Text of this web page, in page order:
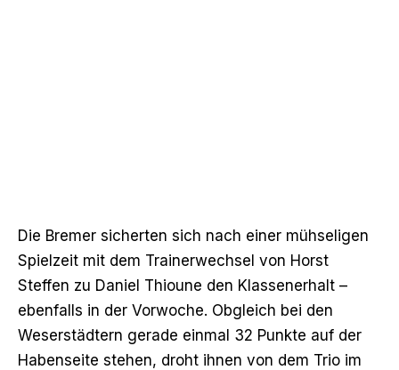
Die Bremer sicherten sich nach einer mühseligen
Spielzeit mit dem Trainerwechsel von Horst
Steffen zu Daniel Thioune den Klassenerhalt –
ebenfalls in der Vorwoche. Obgleich bei den
Weserstädtern gerade einmal 32 Punkte auf der
Habenseite stehen, droht ihnen von dem Trio im